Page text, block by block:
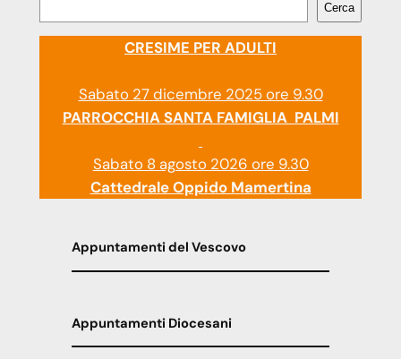
Cerca
CRESIME PER ADULTI
Sabato 27 dicembre 2025 ore 9.30
PARROCCHIA SANTA FAMIGLIA PALMI
Sabato 8 agosto 2026 ore 9.30
Cattedrale Oppido Mamertina
Appuntamenti del Vescovo
Appuntamenti Diocesani